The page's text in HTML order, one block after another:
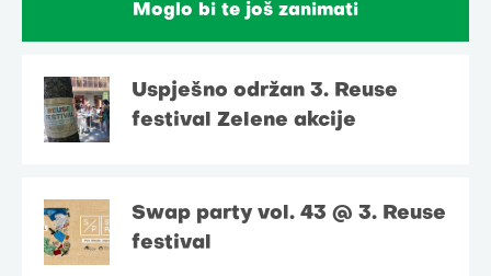
Moglo bi te još zanimati
Uspješno održan 3. Reuse
festival Zelene akcije
Swap party vol. 43 @ 3. Reuse
festival